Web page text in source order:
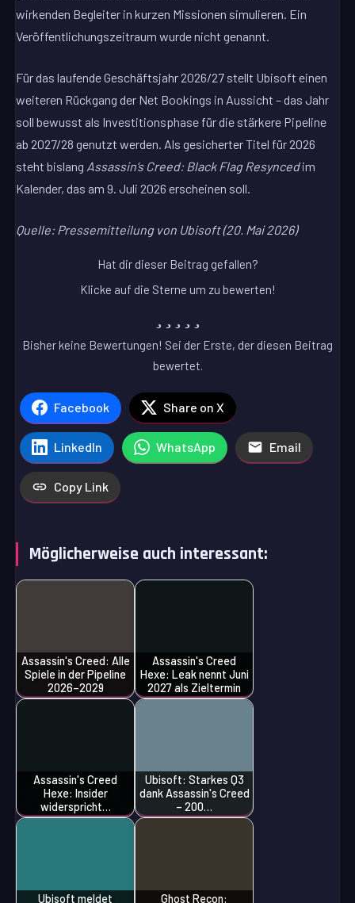
wirkenden Begleiter in kurzen Missionen simulieren. Ein
Veröffentlichungszeitraum wurde nicht genannt.
Für das laufende Geschäftsjahr 2026/27 stellt Ubisoft einen
weiteren Rückgang der Net Bookings in Aussicht – das Jahr
soll bewusst als Investitionsphase für die stärkere Pipeline
ab 2027/28 genutzt werden. Als gesicherter Titel für 2026
steht bislang Assassin’s Creed: Black Flag Resyncedim
Kalender, das am 9. Juli 2026 erscheinen soll.
Quelle: Pressemitteilung von Ubisoft (20. Mai 2026)
Hat dir dieser Beitrag gefallen?
Klicke auf die Sterne um zu bewerten!
Bisher keine Bewertungen! Sei der Erste, der diesen Beitrag
bewertet.
Facebook Share on X
LinkedIn WhatsApp Email
Copy Link
Möglicherweise auch interessant:
Assassin's Creed: Alle
Spiele in der Pipeline
2026–2029
Assassin's Creed
Hexe: Leak nennt Juni
2027 als Zieltermin
Assassin's Creed
Hexe: Insider
widerspricht…
Ubisoft: Starkes Q3
dank Assassin's Creed
– 200…
Ubisoft meldet Ghost Recon: